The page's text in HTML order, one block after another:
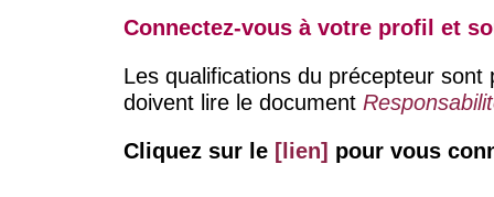
Connectez-vous à votre profil et
Les qualifications du précepteur
doivent lire le document
Cliquez sur le [lien] pour vous